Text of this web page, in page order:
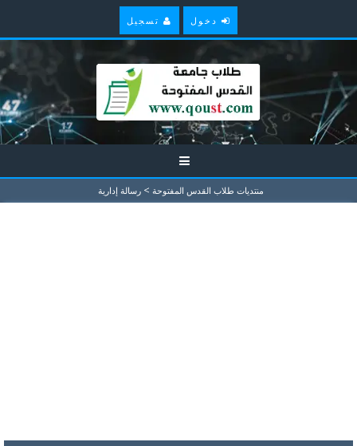
دخول تسجيل
منتديات طلاب القدس المفتوحة > رسالة إدارية